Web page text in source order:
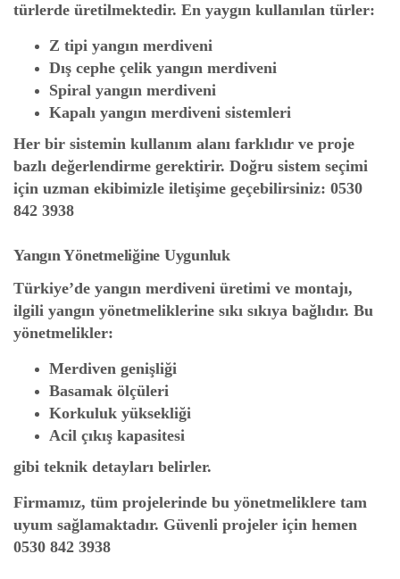
türlerde üretilmektedir. En yaygın kullanılan türler:
Z tipi yangın merdiveni
Dış cephe çelik yangın merdiveni
Spiral yangın merdiveni
Kapalı yangın merdiveni sistemleri
Her bir sistemin kullanım alanı farklıdır ve proje
bazlı değerlendirme gerektirir. Doğru sistem seçimi
için uzman ekibimizle iletişime geçebilirsiniz: 0530
842 3938
Yangın Yönetmeliğine Uygunluk
Türkiye’de yangın merdiveni üretimi ve montajı,
ilgili yangın yönetmeliklerine sıkı sıkıya bağlıdır. Bu
yönetmelikler:
Merdiven genişliği
Basamak ölçüleri
Korkuluk yüksekliği
Acil çıkış kapasitesi
gibi teknik detayları belirler.
Firmamız, tüm projelerinde bu yönetmeliklere tam
uyum sağlamaktadır. Güvenli projeler için hemen
0530 842 3938